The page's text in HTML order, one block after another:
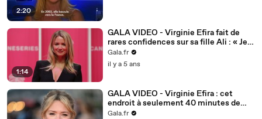
2:20
1:14
GALA VIDEO - Virginie Efira fait de
rares confidences sur sa fille Ali : « Je
veille à ne pas prendre sa vie en otage "
Gala.fr
il y a 5 ans
GALA VIDEO - Virginie Efira : cet
endroit à seulement 40 minutes de
Paris où elle aime se détendre
Gala.fr